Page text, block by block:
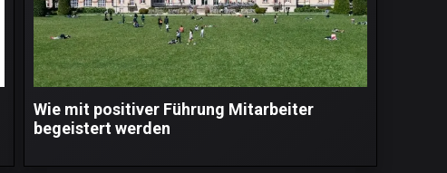
Wie mit positiver Führung Mitarbeiter
begeistert werden